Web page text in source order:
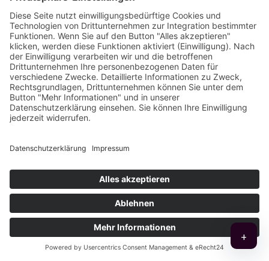
Content Management System (damit die
Homepage selbst gepflegt werden kann.)
SEM (Das Wissen über die Funktionsweise
von Suchmaschinen ist unerlässlich.)
Fotografie (Auch wenn Smartphones gute
Fotos machen, Fotografen können es besser.)
Bewegtbild für erfolgreiche Auftritte.)
Online-Shop (Wissen über eCommerce und
Schnittstellen ist erforderlich.)
Newsletter (das CMS-System hat sicherlich
bereits ein Modul an Bord.)
Soziale Medien (Wie kann man den
Austausch zwischen den Medien
+